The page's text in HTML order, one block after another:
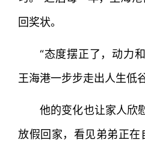
回奖状。
“态度摆正了，动力
王海港一步步走出人生低谷
他的变化也让家人欣
放假回家，看见弟弟正在